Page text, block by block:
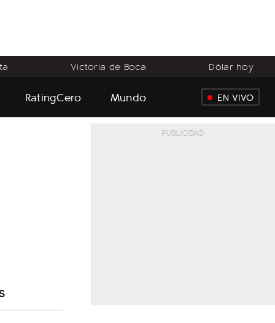
Victoria de Boca Dólar hoy
RatingCero Mundo EN VIVO